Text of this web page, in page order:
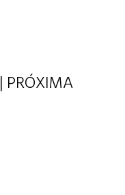
| PRÓXIMA